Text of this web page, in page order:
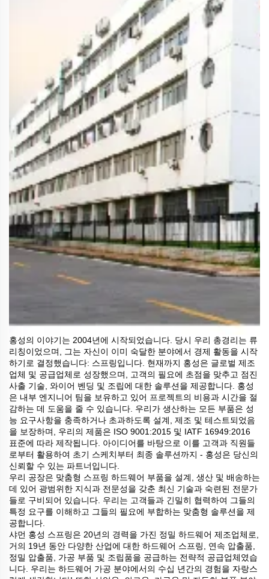
홍성의 이야기는 2004년에 시작되었습니다. 당시 우리 총경리는 류
리칭이었으며, 그는 자신이 이미 숙달한 분야에서 경제 활동을 시작
하기로 결정했습니다: 스프링입니다. 현재까지 홍성은 글로벌 제조
업체 및 공급업체로 성장했으며, 고객의 필요에 초점을 맞추고 점진
사출 기술, 와이어 벤딩 및 조립에 대한 솔루션을 제공합니다. 홍성
은 내부 엔지니어 팀을 보유하고 있어 프로젝트의 비용과 시간을 절
감하는 데 도움을 줄 수 있습니다. 우리가 생산하는 모든 부품은 성
능 요구사항을 충족하거나 초과하도록 설계, 제조 및 테스트되었음
을 보장하며, 우리의 제품은 ISO 9001:2015 및 IATF 16949:2016
표준에 따라 제작됩니다. 아이디어를 바탕으로 이를 고객과 직원들
로부터 활용하여 초기 스케치부터 최종 솔루션까지 - 홍성은 당신의
신뢰할 수 있는 파트너입니다.
우리 공장은 맞춤형 스프링 하드웨어 부품을 설계, 생산 및 배송하는
데 있어 광범위한 지식과 전문성을 갖춘 최신 기술과 숙련된 전문가
들로 구비되어 있습니다. 우리는 고객들과 긴밀히 협력하여 그들의
특정 요구를 이해하고 그들의 필요에 부합하는 맞춤형 솔루션을 제
공합니다.
샤먼 홍성 스프링은 20년의 경력을 가진 정밀 하드웨어 제조업체로,
거의 19년 동안 다양한 산업에 대한 하드웨어 스프링, 연속 압출품,
정밀 압출품, 가공 부품 및 조립품을 공급하는 전략적 공급업체였습
니다. 우리는 하드웨어 가공 분야에서의 수십 년간의 경험을 자랑스